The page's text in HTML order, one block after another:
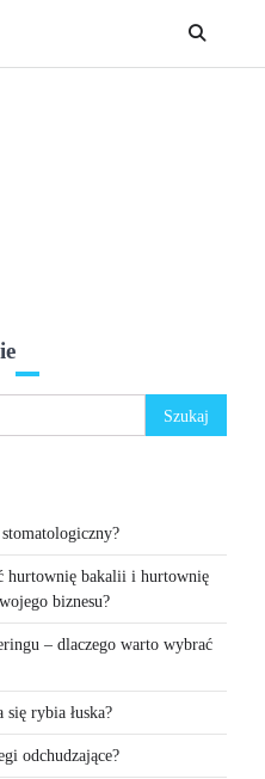
hurtownię bakalii i hurtownię
biznesu?
– dlaczego warto wybrać
rybia łuska?
odchudzające?